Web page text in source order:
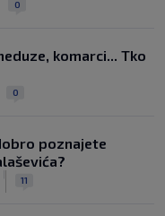
0
komarci... Tko
0
poznajete
11